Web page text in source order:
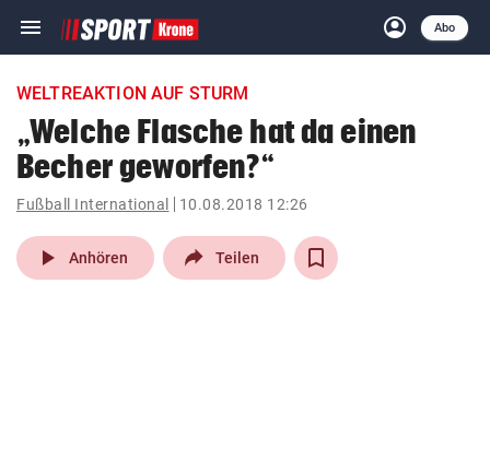
menu Navigation
ein-/ausklappen
account_circle
Anmelden
Abo
close Schließen
account_circle Anmelden
pin_drop
Wien arrow_right
WELTREAKTION AUF STURM
„Welche Flasche hat da einen
Becher geworfen?“
Fußball International 10.08.2018 12:26
play_arrow Anhören Teilen